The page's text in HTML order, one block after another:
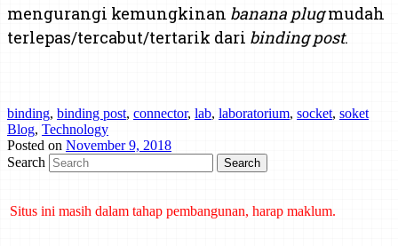
mengurangi kemungkinan banana plugmudah
terlepas/tercabut/tertarik dari binding post.
binding, binding post, connector, lab, laboratorium, socket, soket
Blog, Technology
Posted on November 9, 2018
Search
Situs ini masih dalam tahap pembangunan, harap maklum.